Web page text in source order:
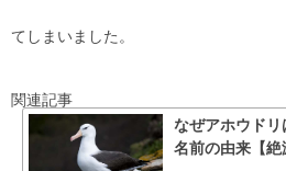
てしまいました。
関連記事
なぜアホウド
名前の由来【絶